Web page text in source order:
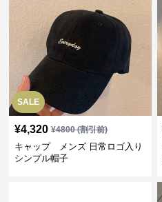
SALE
¥4,320 ¥4800(割引前)
キャップ メンズ 日常ロゴ入り
シンプル帽子